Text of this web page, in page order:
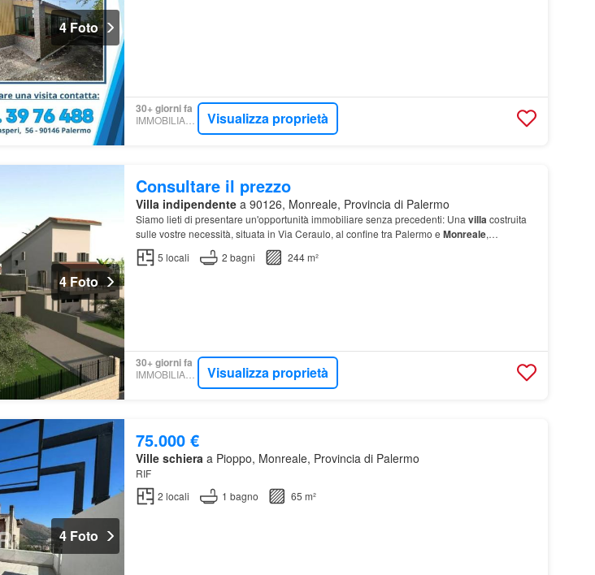
4 Foto
30+ giorni fa
IMMOBILIARE.IT Visualizza proprietà
4 Foto
Consultare il prezzo
Villa indipendentea 90126, Monreale, Provincia di Palermo
Siamo lieti di presentare un'opportunità immobiliare senza precedenti: Una villacostruita
sulle vostre necessità, situata in Via Ceraulo, al confine tra Palermo e Monreale,
Incastonata su un vasto l…
5 locali 2 bagni 244 m²
30+ giorni fa
IMMOBILIARE.IT Visualizza proprietà
4 Foto
75.000 €
Ville schiera a Pioppo, Monreale, Provincia di Palermo
RIF
2 locali 1 bagno 65 m²